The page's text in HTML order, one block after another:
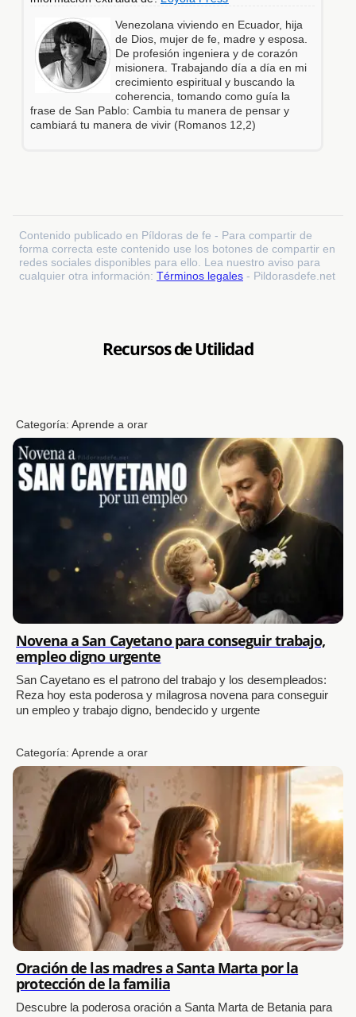
Venezolana viviendo en Ecuador, hija
de Dios, mujer de fe, madre y esposa.
De profesión ingeniera y de corazón
misionera. Trabajando día a día en mi
crecimiento espiritual y buscando la
coherencia, tomando como guía la
frase de San Pablo: Cambia tu manera de pensar y
cambiará tu manera de vivir (Romanos 12,2)
Contenido publicado en Píldoras de fe - Para compartir de
forma correcta este contenido use los botones de compartir en
redes sociales disponibles para ello. Lea nuestro aviso para
cualquier otra información: Términos legales - Pildorasdefe.net
Recursos de Utilidad
Categoría:Aprende a orar
Novena a San Cayetano para conseguir trabajo,
empleo digno urgente
San Cayetano es el patrono del trabajo y los desempleados:
Reza hoy esta poderosa y milagrosa novena para conseguir
un empleo y trabajo digno, bendecido y urgente
Categoría:Aprende a orar
Oración de las madres a Santa Marta por la
protección de la familia
Descubre la poderosa oración a Santa Marta de Betania para